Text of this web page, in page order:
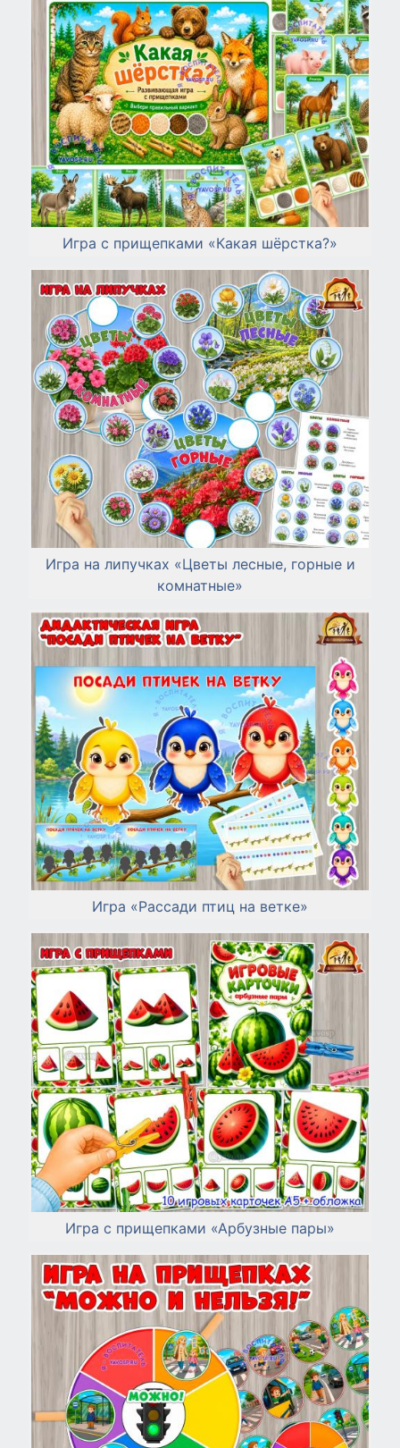
Игра с прищепками «Какая шёрстка?»
Игра на липучках «Цветы лесные, горные и
комнатные»
Игра «Рассади птиц на ветке»
Игра с прищепками «Арбузные пары»